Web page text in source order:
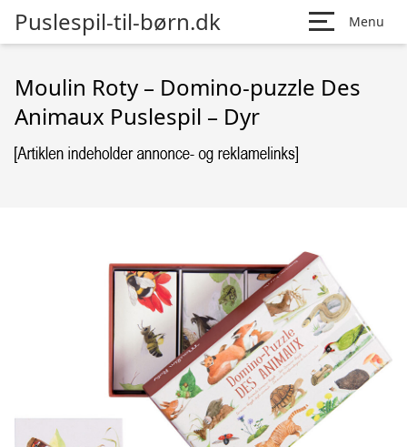
Puslespil-til-børn.dk Menu
Moulin Roty – Domino-puzzle Des
Animaux Puslespil – Dyr